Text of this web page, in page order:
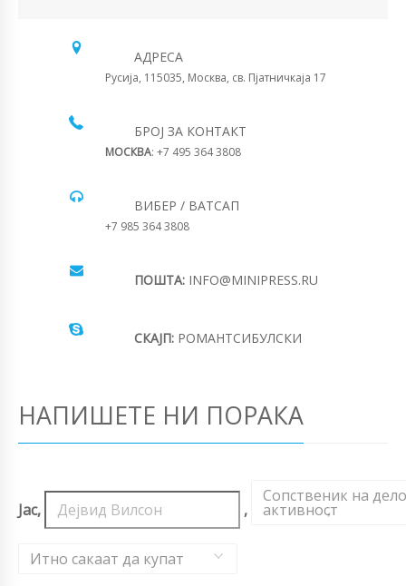
АДРЕСА
Русија, 115035, Москва, св. Пјатничкаја 17
БРОЈ ЗА КОНТАКТ
МОСКВА: +7 495 364 3808
ВИБЕР / ВАТСАП
+7 985 364 3808
ПОШТА: INFO@MINIPRESS.RU
СКАЈП: РОМАНТСИБУЛСКИ
НАПИШЕТЕ НИ ПОРАКА
Јас, ,
Сопственик на
активност
,
Итно сакаат да купат